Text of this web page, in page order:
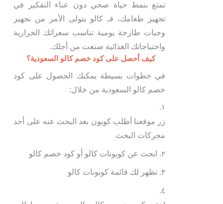
تمتع بنمط حياة صحي دون عناء التفكير في
تجهيز طعامك، فـ كالو يتولى الأمر من تجهيز
وجبات طازجة يومية تناسب سعراتك الحرارية
واحتياجاتك الغذائية صنعت من أجلك.
كيف أحصل على كود خصم كالو السعودية؟
في خطوات بسيطة يمكنك الحصول على كود
خصم كالو السعودية من خلال:
زر موقعنا أطلب كوبون بعد البحث عنه على أحد
محركات البحث
ابحث عن كوبونات كالو أو كود خصم كالو
تظهر لك قائمة كوبونات كالو